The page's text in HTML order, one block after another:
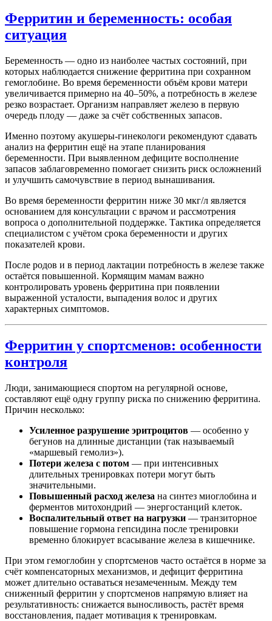
Ферритин и беременность: особая
ситуация
Беременность — одно из наиболее частых состояний, при
которых наблюдается снижение ферритина при сохранном
гемоглобине. Во время беременности объём крови матери
увеличивается примерно на 40–50%, а потребность в железе
резко возрастает. Организм направляет железо в первую
очередь плоду — даже за счёт собственных запасов.
Именно поэтому акушеры-гинекологи рекомендуют сдавать
анализ на ферритин ещё на этапе планирования
беременности. При выявленном дефиците восполнение
запасов заблаговременно помогает снизить риск осложнений
и улучшить самочувствие в период вынашивания.
Во время беременности ферритин ниже 30 мкг/л является
основанием для консультации с врачом и рассмотрения
вопроса о дополнительной поддержке. Тактика определяется
специалистом с учётом срока беременности и других
показателей крови.
После родов и в период лактации потребность в железе также
остаётся повышенной. Кормящим мамам важно
контролировать уровень ферритина при появлении
выраженной усталости, выпадения волос и других
характерных симптомов.
Ферритин у спортсменов: особенности
контроля
Люди, занимающиеся спортом на регулярной основе,
составляют ещё одну группу риска по снижению ферритина.
Причин несколько:
Усиленное разрушение эритроцитов — особенно у
бегунов на длинные дистанции (так называемый
«маршевый гемолиз»).
Потери железа с потом — при интенсивных
длительных тренировках потери могут быть
значительными.
Повышенный расход железа на синтез миоглобина и
ферментов митохондрий — энергостанций клеток.
Воспалительный ответ на нагрузки — транзиторное
повышение гормона гепсидина после тренировки
временно блокирует всасывание железа в кишечнике.
При этом гемоглобин у спортсменов часто остаётся в норме за
счёт компенсаторных механизмов, и дефицит ферритина
может длительно оставаться незамеченным. Между тем
сниженный ферритин у спортсменов напрямую влияет на
результативность: снижается выносливость, растёт время
восстановления, падает мотивация к тренировкам.